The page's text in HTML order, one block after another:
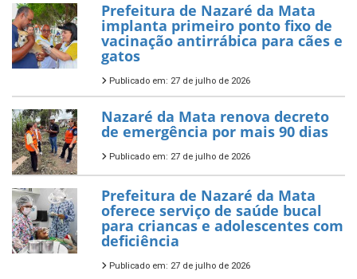
Prefeitura de Nazaré da Mata
implanta primeiro ponto fixo de
vacinação antirrábica para cães e
gatos
Publicado em: 27 de julho de 2026
Nazaré da Mata renova decreto
de emergência por mais 90 dias
Publicado em: 27 de julho de 2026
Prefeitura de Nazaré da Mata
oferece serviço de saúde bucal
para criancas e adolescentes com
deficiência
Publicado em: 27 de julho de 2026